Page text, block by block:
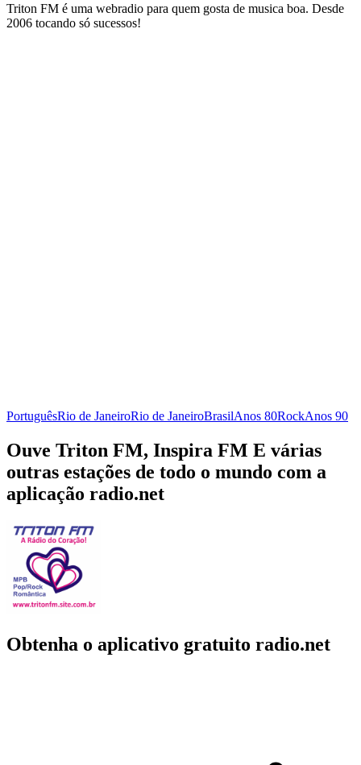
Triton FM é uma webradio para quem gosta de musica boa. Desde
2006 tocando só sucessos!
PortuguêsRio de JaneiroRio de JaneiroBrasilAnos 80RockAnos 90
Ouve Triton FM, Inspira FM E várias
outras estações de todo o mundo com a
aplicação radio.net
Obtenha o aplicativo gratuito radio.net